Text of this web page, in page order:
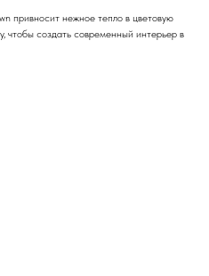
привносит нежное тепло в цветовую
чтобы создать современный интерьер в